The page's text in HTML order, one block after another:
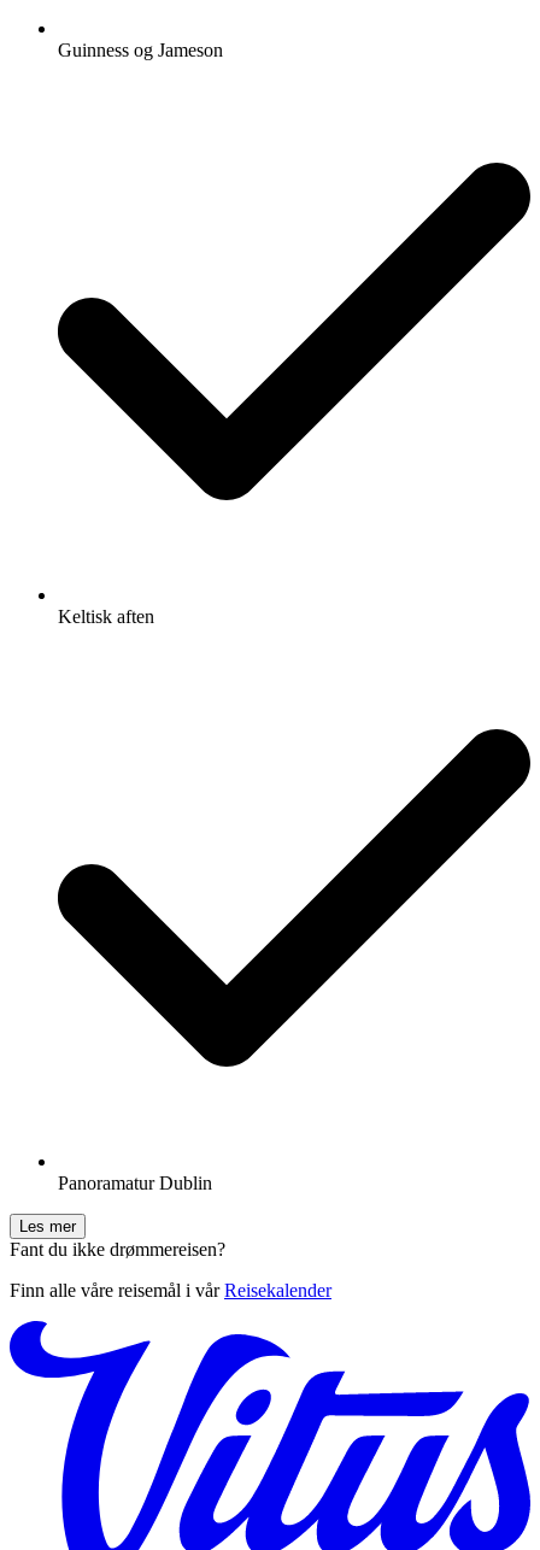
Guinness og Jameson
Keltisk aften
Panoramatur Dublin
Les mer
Fant du ikke drømmereisen?
Finn alle våre reisemål i vårReisekalender